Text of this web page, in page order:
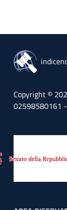
Copyright ©
02598580161